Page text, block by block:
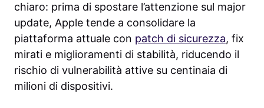
chiaro: prima di spostare l’attenzione sul major
update, Apple tende a consolidare la
piattaforma attuale con patch di sicurezza, fix
mirati e miglioramenti di stabilità, riducendo il
rischio di vulnerabilità attive su centinaia di
milioni di dispositivi.